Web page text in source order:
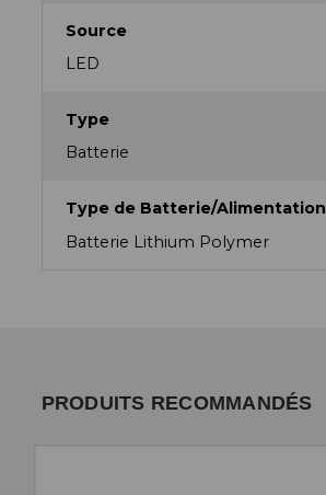
Source
LED
Type
Batterie
Type de Batterie/Alimentation
Batterie Lithium Polymer
PRODUITS RECOMMANDÉS